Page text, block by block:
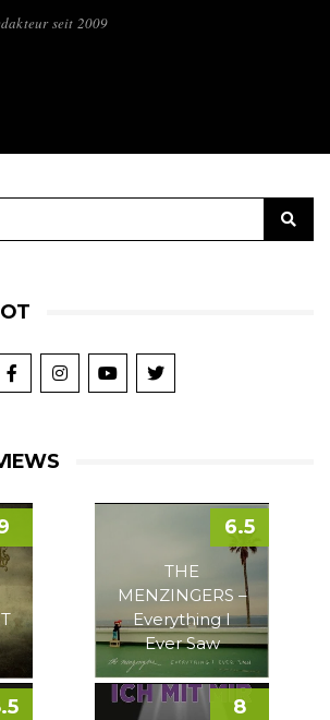
seit 2009
THE
MENZINGERS –
Everything I
Ever Saw
6.5
8